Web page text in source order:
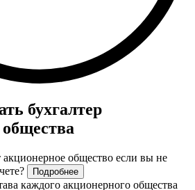
бухгалтер
общество если вы не
Подробнее
каждого акционерного общества